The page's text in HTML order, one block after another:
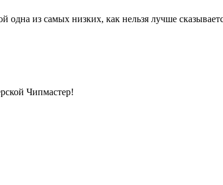
из самых низких, как нельзя лучше
Чипмастер!